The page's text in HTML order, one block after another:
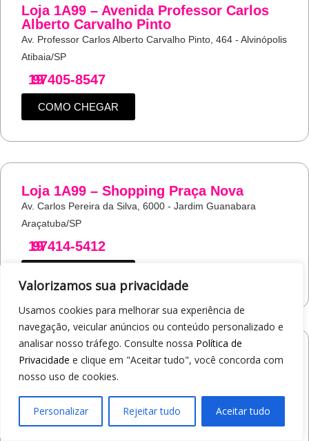
Valorizamos sua privacidade
Usamos cookies para melhorar sua experiência de
navegação, veicular anúncios ou conteúdo personalizado e
analisar nosso tráfego. Consulte nossa Política de
Privacidade e clique em "Aceitar tudo", você concorda com
nosso uso de cookies.
Personalizar Rejeitar tudo Aceitar tudo
Loja 1A99 – Avenida Professor Carlos
Alberto Carvalho Pinto
Av. Professor Carlos Alberto Carvalho Pinto, 464 - Alvinópolis
Atibaia/SP
19
97405-8547
COMO CHEGAR
Loja 1A99 – Shopping Praça Nova
Av. Carlos Pereira da Silva, 6000 - Jardim Guanabara
Araçatuba/SP
19
97414-5412
Loja 1A99 – Shopping Jaraguá
Av. Alberto Benassi, 2270 - Jardim dos Manacás
19
97412-5359